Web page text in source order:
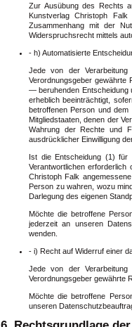
Zur Ausübung des Rechts
Kunstverlag Christoph
Zusammenhang mit der
Widerspruchsrecht mittels
- h) Automatisierte
Jede von der Verarbeitung
Verordnungsgeber gewährte
— beruhenden Entscheidung
erheblich beeinträchtigt,
betroffenen Person und
Mitgliedstaaten, denen der
Wahrung der Rechte und
ausdrücklicher Einwilligung
Ist die Entscheidung (1) für
Verantwortlichen
Christoph Falk
Person zu wahren, wozu
Darlegung des eigenen
Möchte die betroffene
jederzeit an unseren
wenden.
- i) Recht auf Widerruf einer
Jede von der Verarbeitung
Verordnungsgeber gewährte
Möchte die betroffene
unseren